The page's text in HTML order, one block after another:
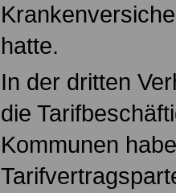
hatte.
In der dritten
die
Kommunen